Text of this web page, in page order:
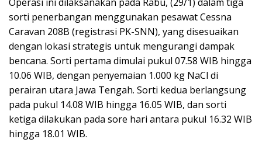
Operasi ini dilaksanakan pada Rabu, (29/1) dalam tiga
sorti penerbangan menggunakan pesawat Cessna
Caravan 208B (registrasi PK-SNN), yang disesuaikan
dengan lokasi strategis untuk mengurangi dampak
bencana. Sorti pertama dimulai pukul 07.58 WIB hingga
10.06 WIB, dengan penyemaian 1.000 kg NaCl di
perairan utara Jawa Tengah. Sorti kedua berlangsung
pada pukul 14.08 WIB hingga 16.05 WIB, dan sorti
ketiga dilakukan pada sore hari antara pukul 16.32 WIB
hingga 18.01 WIB.